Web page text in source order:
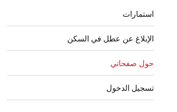
استمارات
الإبلاغ عن عطل في السكن
حول صفحاتي
تسجيل الدخول